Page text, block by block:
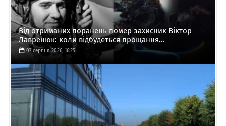
Від отриманих поранень помер захисник Віктор
Лавренюк: коли відбудеться прощання...
07 серпня 2026, 16:25